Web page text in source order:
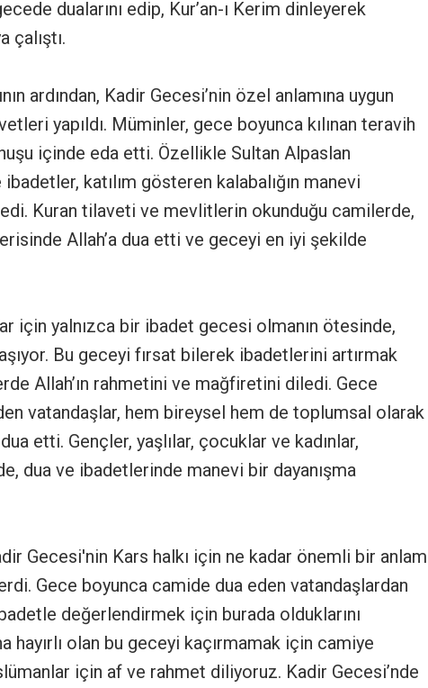
dualarını edip, Kur’an-ı Kerim dinleyerek
çalıştı.
ardından, Kadir Gecesi’nin özel anlamına uygun
yapıldı. Müminler, gece boyunca kılınan teravih
içinde eda etti. Özellikle Sultan Alpaslan
katılım gösteren kalabalığın manevi
Kuran tilaveti ve mevlitlerin okunduğu camilerde,
Allah’a dua etti ve geceyi en iyi şekilde
için yalnızca bir ibadet gecesi olmanın ötesinde,
Bu geceyi fırsat bilerek ibadetlerini artırmak
Allah’ın rahmetini ve mağfiretini diledi. Gece
vatandaşlar, hem bireysel hem de toplumsal olarak
etti. Gençler, yaşlılar, çocuklar ve kadınlar,
dua ve ibadetlerinde manevi bir dayanışma
Gecesi'nin Kars halkı için ne kadar önemli bir anlam
Gece boyunca camide dua eden vatandaşlardan
değerlendirmek için burada olduklarını
hayırlı olan bu geceyi kaçırmamak için camiye
için af ve rahmet diliyoruz. Kadir Gecesi’nde